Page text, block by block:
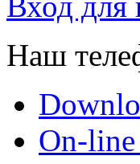
Наш
On-line